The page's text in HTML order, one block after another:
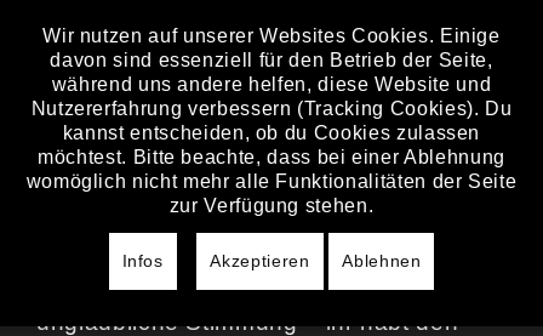
SAMSTAG, 18. APRIL 2026
NÜRNBERG
FRÜHLINSFEST
Es war wieder eine Megaparty auf dem
Vielen Dank euch allen für die
unglaubliche Stimmung – ihr habt den
Wir nutzen auf unserer Websites Cookies. Einige
davon sind essenziell für den Betrieb der Seite,
während uns andere helfen, diese Website und
Nutzererfahrung verbessern (Tracking Cookies). Du
kannst entscheiden, ob du Cookies zulassen
möchtest. Bitte beachte, dass bei einer Ablehnung
womöglich nicht mehr alle Funktionalitäten der Seite
zur Verfügung stehen.
Infos Akzeptieren Ablehnen